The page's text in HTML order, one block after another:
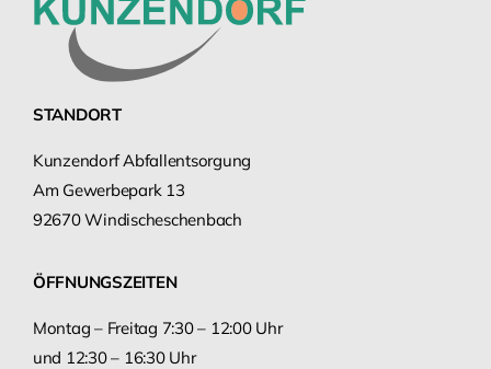
STANDORT
Kunzendorf Abfallentsorgung
Am Gewerbepark 13
92670 Windischeschenbach
ÖFFNUNGSZEITEN
Montag – Freitag 7:30 – 12:00 Uhr
und 12:30 – 16:30 Uhr